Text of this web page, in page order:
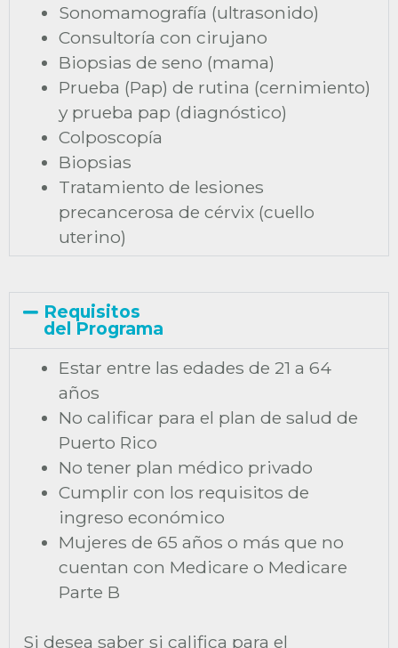
Sonomamografía (ultrasonido)
Consultoría con cirujano
Biopsias de seno (mama)
Prueba (Pap) de rutina (cernimiento)
y prueba pap (diagnóstico)
Colposcopía
Biopsias
Tratamiento de lesiones
precancerosa de cérvix (cuello
uterino)
Requisitos
del Programa
Estar entre las edades de 21 a 64
años
No calificar para el plan de salud de
Puerto Rico
No tener plan médico privado
Cumplir con los requisitos de
ingreso económico
Mujeres de 65 años o más que no
cuentan con Medicare o Medicare
Parte B
Si desea saber si califica para el